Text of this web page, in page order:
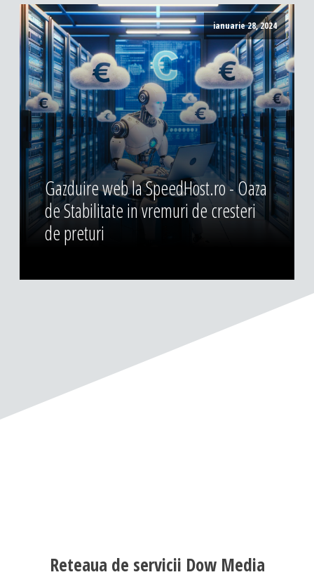
ianuarie 28, 2024
Gazduire web la SpeedHost.ro - Oaza
de Stabilitate in vremuri de cresteri
de preturi
Reteaua de servicii Dow Media